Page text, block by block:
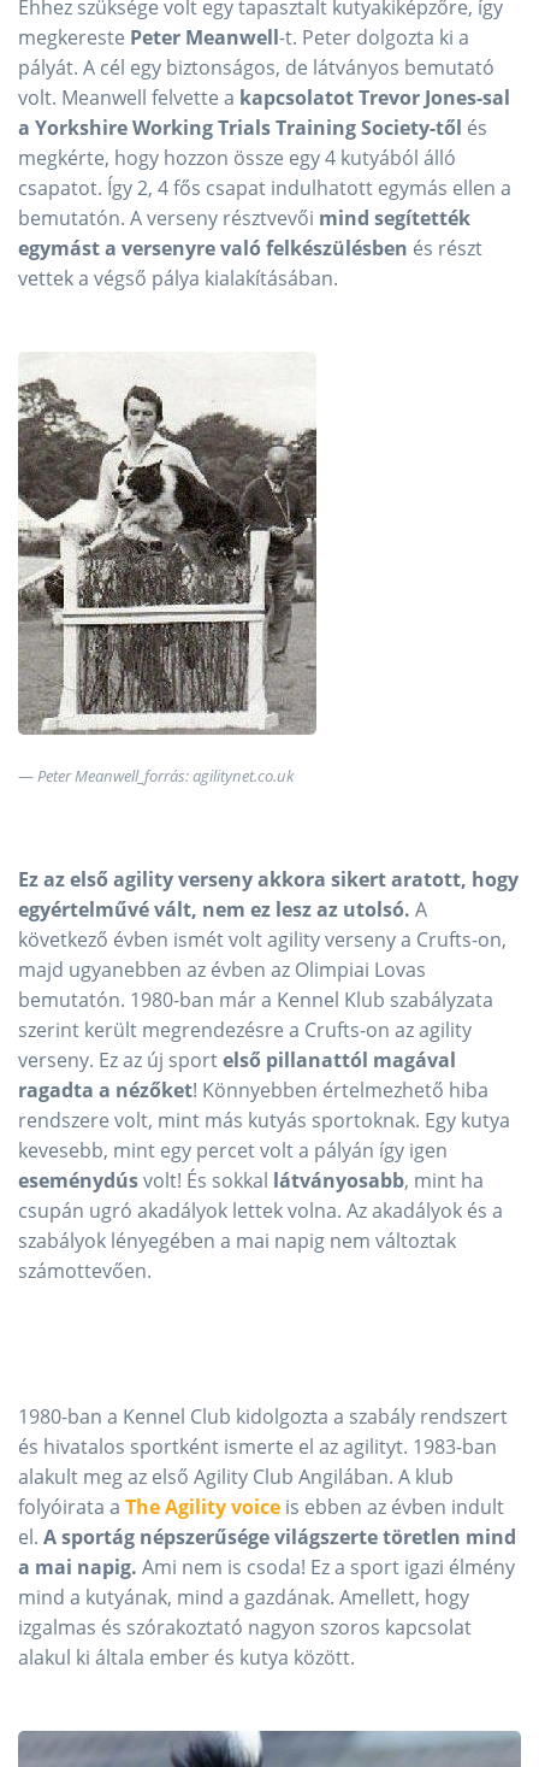
Ehhez szüksége volt egy tapasztalt kutyakiképzőre, így
megkereste Peter Meanwell-t. Peter dolgozta ki a
pályát. A cél egy biztonságos, de látványos bemutató
volt. Meanwell felvette a kapcsolatot Trevor Jones-sal
a Yorkshire Working Trials Training Society-től és
megkérte, hogy hozzon össze egy 4 kutyából álló
csapatot. Így 2, 4 fős csapat indulhatott egymás ellen a
bemutatón. A verseny résztvevői mind segítették
egymást a versenyre való felkészülésben és részt
vettek a végső pálya kialakításában.
Peter Meanwell_forrás: agilitynet.co.uk
Ez az első agility verseny akkora sikert aratott, hogy
egyértelművé vált, nem ez lesz az utolsó. A
következő évben ismét volt agility verseny a Crufts-on,
majd ugyanebben az évben az Olimpiai Lovas
bemutatón. 1980-ban már a Kennel Klub szabályzata
szerint került megrendezésre a Crufts-on az agility
verseny. Ez az új sportelső pillanattól magával
ragadta a nézőket! Könnyebben értelmezhető hiba
rendszere volt, mint más kutyás sportoknak. Egy kutya
kevesebb, mint egy percet volt a pályán így igen
eseménydúsvolt! És sokkal látványosabb, mint ha
csupán ugró akadályok lettek volna. Az akadályok és a
szabályok lényegében a mai napig nem változtak
számottevően.
1980-ban a Kennel Club kidolgozta a szabály rendszert
és hivatalos sportként ismerte el az agilityt. 1983-ban
alakult meg az első Agility Club Angilában. A klub
folyóirata a The Agility voice is ebben az évben indult
el. A sportág népszerűsége világszerte töretlen mind
a mai napig. Ami nem is csoda! Ez a sport igazi élmény
mind a kutyának, mind a gazdának. Amellett, hogy
izgalmas és szórakoztató nagyon szoros kapcsolat
alakul ki általa ember és kutya között.